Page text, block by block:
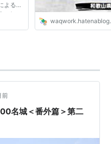
よる選
年２
リッ
前
名城＜番外篇＞第二